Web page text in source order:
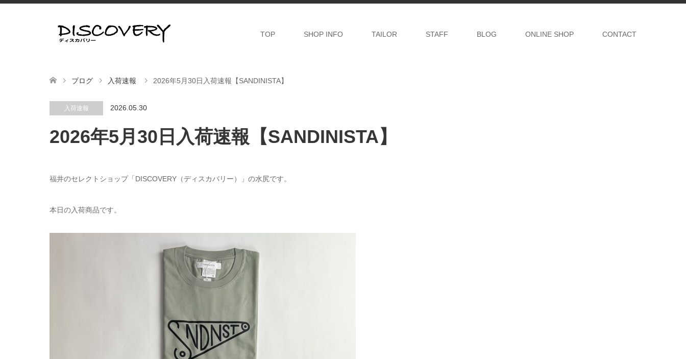
TOP SHOP INFO TAILOR STAFF BLOG ONLINE SHOP CONTACT
ブログ 入荷速報 2026年5月30日入荷速報【SANDINISTA】
入荷速報 2026.05.30
2026年5月30日入荷速報【SANDINISTA】
福井のセレクトショップ「DISCOVERY（ディスカバリー）」の水尻です。
本日の入荷商品です。